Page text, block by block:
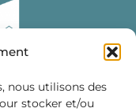
nous utilisons des
stocker et/ou